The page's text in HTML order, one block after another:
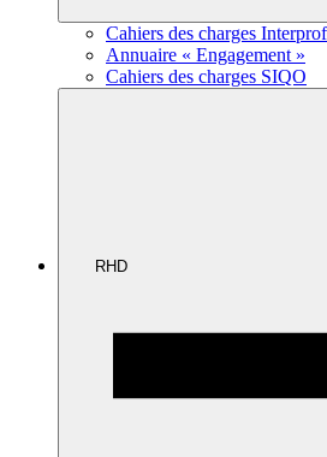
Cahiers des charges
Annuaire « Engagement »
Cahiers des charges SIQO
RHD